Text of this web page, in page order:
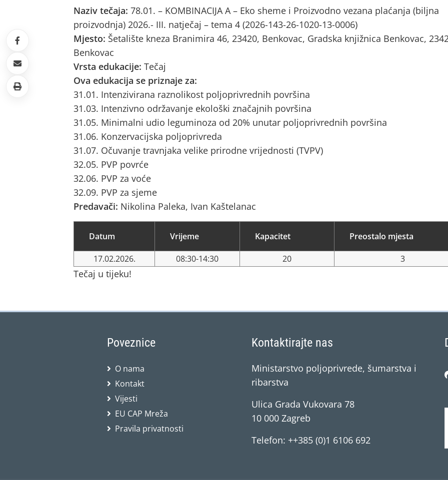
Naziv tečaja: 78.01. – KOMBINACIJA A – Eko sheme i Proizvodno vezana plaćanja (biljna
proizvodnja) 2026.- III. natječaj – tema 4 (2026-143-26-1020-13-0006)
Mjesto: Šetalište kneza Branimira 46, 23420, Benkovac, Gradska knjižnica Benkovac,
Benkovac
Vrsta edukacije: Tečaj
Ova edukacija se priznaje za:
31.01. Intenzivirana raznolikost poljoprivrednih površina
31.03. Intenzivno održavanje ekološki značajnih površina
31.05. Minimalni udio leguminoza od 20% unutar poljoprivrednih površina
31.06. Konzervacijska poljoprivreda
31.07. Očuvanje travnjaka velike prirodne vrijednosti (TVPV)
32.05. PVP povrće
32.06. PVP za voće
32.09. PVP za sjeme
Predavači: Nikolina Paleka, Ivan Kaštelanac
Datum Vrijeme Kapacitet Preostalo mjesta
17.02.2026. 08:30-14:30 20 3
Tečaj u tijeku!
Poveznice
O nama
Kontakt
Vijesti
EU CAP Mreža
Pravila privatnosti
Kontaktirajte nas
Ministarstvo poljoprivrede, šumarstva i
ribarstva
Ulica Grada Vukovara 78
10 000 Zagreb
Telefon: ++385 (0)1 6106 692